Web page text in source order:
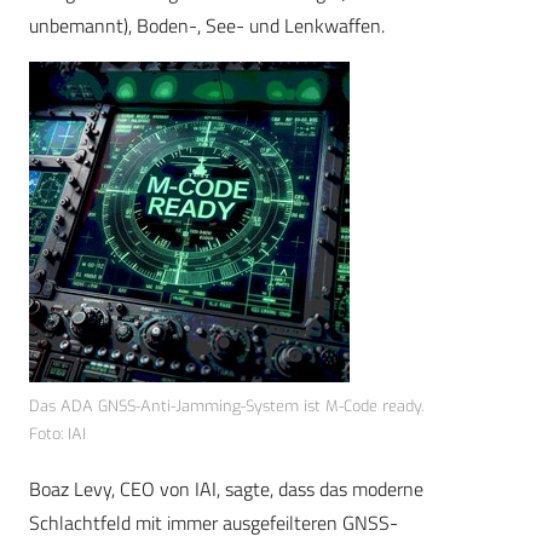
unbemannt), Boden-, See- und Lenkwaffen.
Das ADA GNSS-Anti-Jamming-System ist M-Code ready.
Foto: IAI
Boaz Levy, CEO von IAI, sagte, dass das moderne
Schlachtfeld mit immer ausgefeilteren GNSS-